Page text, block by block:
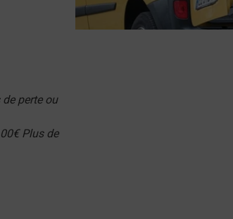
perte ou
Plus de